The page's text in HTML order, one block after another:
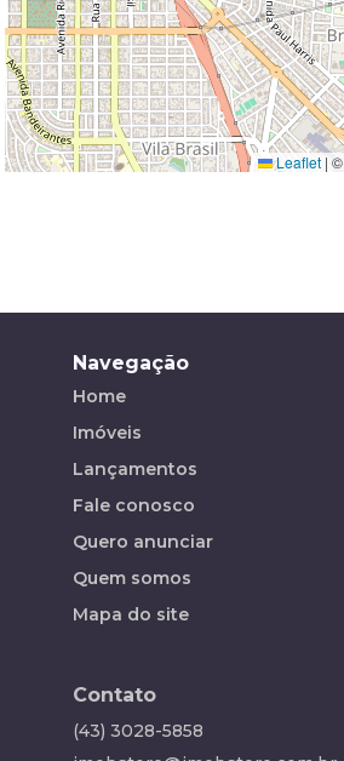
Leaflet | ©
Navegação
Home
Imóveis
Lançamentos
Fale conosco
Quero anunciar
Quem somos
Mapa do site
Contato
(43) 3028-5858